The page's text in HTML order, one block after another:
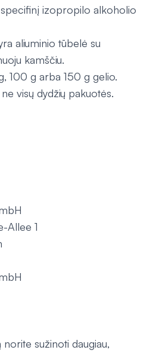
specifinį izopropilo alkoholio
aliuminio tūbelė su
kamščiu.
100 g arba 150 g gelio.
visų dydžių pakuotės.
Allee 1
sužinoti daugiau,